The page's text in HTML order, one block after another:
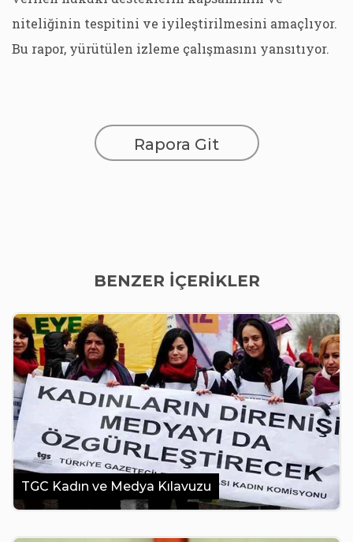
niteliğinin tespitini ve iyileştirilmesini amaçlıyor.
Bu rapor, yürütülen izleme çalışmasını yansıtıyor.
Rapora Git
BENZER İÇERİKLER
TGC Kadın ve Medya Kılavuzu